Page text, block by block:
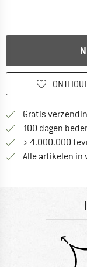
Gratis
100 dagen
> 4.000.000
Alle artikelen in